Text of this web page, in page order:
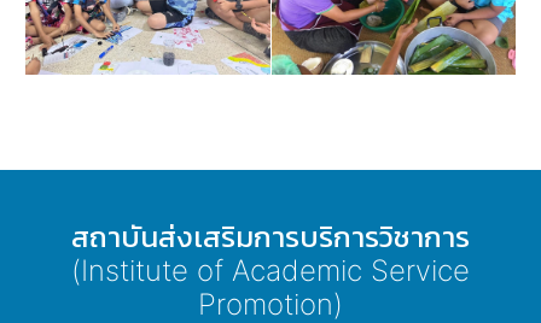
สถาบันส่งเสริมการบริการวิชาการ
(Institute of Academic Service
Promotion)